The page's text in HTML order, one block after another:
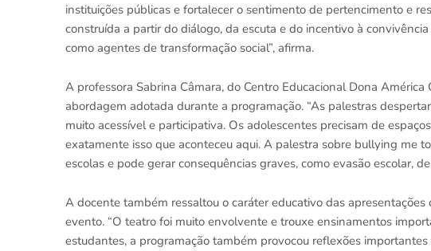
instituições públicas e fortalecer o sentimento de pertencimento e
construída a partir do diálogo, da escuta e do incentivo à
como agentes de transformação social”, afirma.
A professora Sabrina Câmara, do Centro Educacional Dona
abordagem adotada durante a programação. “As palestras
muito acessível e participativa. Os adolescentes precisam de
exatamente isso que aconteceu aqui. A palestra sobre bullying me
escolas e pode gerar consequências graves, como evasão escolar,
A docente também ressaltou o caráter educativo das
evento. “O teatro foi muito envolvente e trouxe ensinamentos
estudantes, a programação também provocou reflexões